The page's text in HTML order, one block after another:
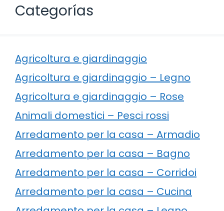
Categorías
Agricoltura e giardinaggio
Agricoltura e giardinaggio – Legno
Agricoltura e giardinaggio – Rose
Animali domestici – Pesci rossi
Arredamento per la casa – Armadio
Arredamento per la casa – Bagno
Arredamento per la casa – Corridoi
Arredamento per la casa – Cucina